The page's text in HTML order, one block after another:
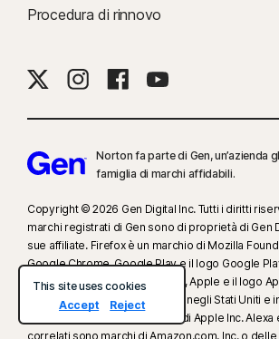
Procedura di rinnovo
Norton fa parte di Gen, un’azienda
famiglia di marchi affidabili.
Copyright © 2026 Gen Digital Inc. Tutti i diritti
marchi registrati di Gen sono di proprietà di Gen
sue affiliate. Firefox è un marchio di Mozilla
Google Chrome, Google Play e il logo Google
Google, LLC. Mac, iPhone, iPad, Apple e il logo
Apple Computer, Inc., registrati negli Stati Uniti e
Store è un marchio di servizio di Apple Inc. Alexa
correlati sono marchi di Amazon.com, Inc. o
This site uses cookies
Accept
Reject